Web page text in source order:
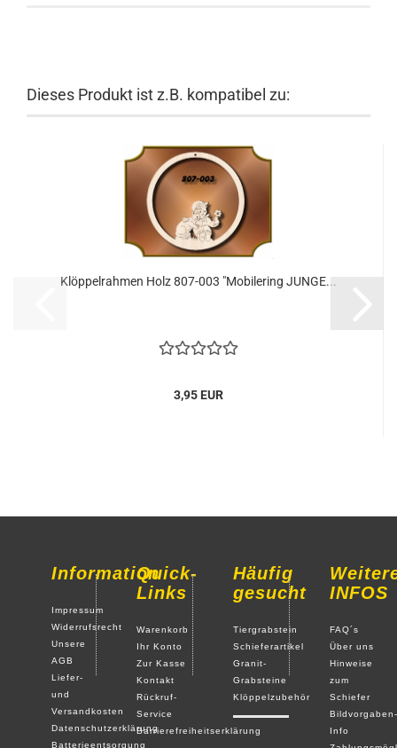
Dieses Produkt ist z.B. kompatibel zu:
Klöppelrahmen Holz 807-003 "Mobilering JUNGE...
3,95 EUR
Information
Impressum
Widerrufsrecht
Unsere
AGB
Liefer-
und
Versandkosten
Datenschutzerklärung
Batterieentsorgung
Quick-
Links
Warenkorb
Ihr Konto
Zur Kasse
Kontakt
Rückruf-
Service
Barrierefreiheitserklärung
Häufig
gesucht
Tiergrabstein
Schieferartikel
Granit-
Grabsteine
Klöppelzubehör
INFOS
FAQ´s
Über uns
Hinweise
zum
Schiefer
Bildvorgaben-
Info